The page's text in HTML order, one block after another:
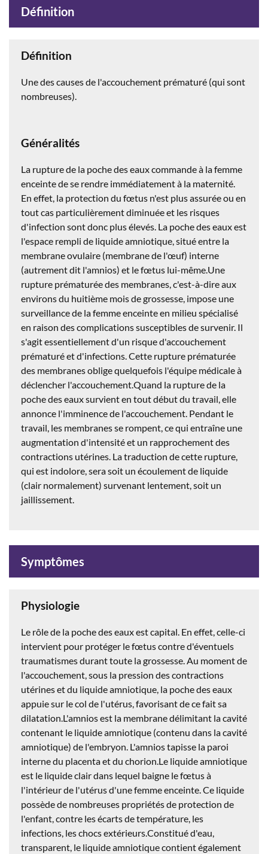
Définition
Définition
Une des causes de l'accouchement prématuré (qui sont
nombreuses).
Généralités
La rupture de la poche des eaux commande à la femme
enceinte de se rendre immédiatement à la maternité.
En effet, la protection du fœtus n'est plus assurée ou en
tout cas particulièrement diminuée et les risques
d'infection sont donc plus élevés. La poche des eaux est
l'espace rempli de liquide amniotique, situé entre la
membrane ovulaire (membrane de l'œuf) interne
(autrement dit l'amnios) et le fœtus lui-même.Une
rupture prématurée des membranes, c'est-à-dire aux
environs du huitième mois de grossesse, impose une
surveillance de la femme enceinte en milieu spécialisé
en raison des complications susceptibles de survenir. Il
s'agit essentiellement d'un risque d'accouchement
prématuré et d'infections. Cette rupture prématurée
des membranes oblige quelquefois l'équipe médicale à
déclencher l'accouchement.Quand la rupture de la
poche des eaux survient en tout début du travail, elle
annonce l'imminence de l'accouchement. Pendant le
travail, les membranes se rompent, ce qui entraîne une
augmentation d'intensité et un rapprochement des
contractions utérines. La traduction de cette rupture,
qui est indolore, sera soit un écoulement de liquide
(clair normalement) survenant lentement, soit un
jaillissement.
Symptômes
Physiologie
Le rôle de la poche des eaux est capital. En effet, celle-ci
intervient pour protéger le fœtus contre d'éventuels
traumatismes durant toute la grossesse. Au moment de
l'accouchement, sous la pression des contractions
utérines et du liquide amniotique, la poche des eaux
appuie sur le col de l'utérus, favorisant de ce fait sa
dilatation.L'amnios est la membrane délimitant la cavité
contenant le liquide amniotique (contenu dans la cavité
amniotique) de l'embryon. L'amnios tapisse la paroi
interne du placenta et du chorion.Le liquide amniotique
est le liquide clair dans lequel baigne le fœtus à
l'intérieur de l'utérus d'une femme enceinte. Ce liquide
possède de nombreuses propriétés de protection de
l'enfant, contre les écarts de température, les
infections, les chocs extérieurs.Constitué d'eau,
transparent, le liquide amniotique contient également